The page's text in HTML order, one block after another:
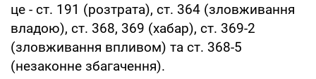
це - ст. 191 (розтрата), ст. 364 (зловживання
владою), ст. 368, 369 (хабар), ст. 369-2
(зловживання впливом) та ст. 368-5
(незаконне збагачення).